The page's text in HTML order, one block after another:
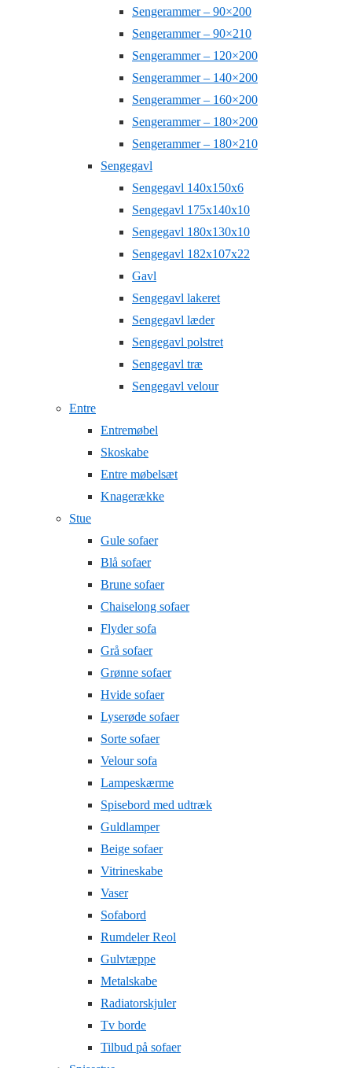
Sengerammer – 90×200
Sengerammer – 90×210
Sengerammer – 120×200
Sengerammer – 140×200
Sengerammer – 160×200
Sengerammer – 180×200
Sengerammer – 180×210
Sengegavl
Sengegavl 140x150x6
Sengegavl 175x140x10
Sengegavl 180x130x10
Sengegavl 182x107x22
Gavl
Sengegavl lakeret
Sengegavl læder
Sengegavl polstret
Sengegavl træ
Sengegavl velour
Entre
Entremøbel
Skoskabe
Entre møbelsæt
Knagerække
Stue
Gule sofaer
Blå sofaer
Brune sofaer
Chaiselong sofaer
Flyder sofa
Grå sofaer
Grønne sofaer
Hvide sofaer
Lyserøde sofaer
Sorte sofaer
Velour sofa
Lampeskærme
Spisebord med udtræk
Guldlamper
Beige sofaer
Vitrineskabe
Vaser
Sofabord
Rumdeler Reol
Gulvtæppe
Metalskabe
Radiatorskjuler
Tv borde
Tilbud på sofaer